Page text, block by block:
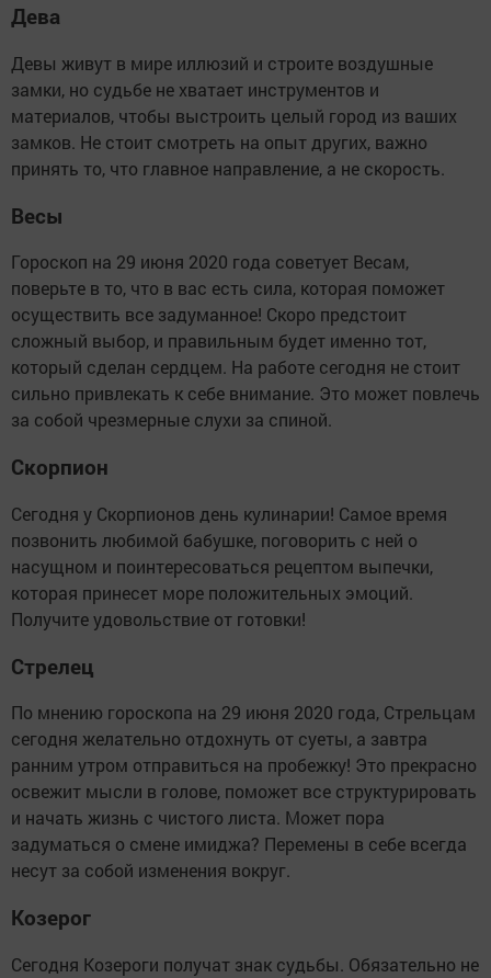
Дева
Девы живут в мире иллюзий и строите воздушные
замки, но судьбе не хватает инструментов и
материалов, чтобы выстроить целый город из ваших
замков. Не стоит смотреть на опыт других, важно
принять то, что главное направление, а не скорость.
Весы
Гороскоп на 29 июня 2020 года советует Весам,
поверьте в то, что в вас есть сила, которая поможет
осуществить все задуманное! Скоро предстоит
сложный выбор, и правильным будет именно тот,
который сделан сердцем. На работе сегодня не стоит
сильно привлекать к себе внимание. Это может повлечь
за собой чрезмерные слухи за спиной.
Скорпион
Сегодня у Скорпионов день кулинарии! Самое время
позвонить любимой бабушке, поговорить с ней о
насущном и поинтересоваться рецептом выпечки,
которая принесет море положительных эмоций.
Получите удовольствие от готовки!
Стрелец
По мнению гороскопа на 29 июня 2020 года, Стрельцам
сегодня желательно отдохнуть от суеты, а завтра
ранним утром отправиться на пробежку! Это прекрасно
освежит мысли в голове, поможет все структурировать
и начать жизнь с чистого листа. Может пора
задуматься о смене имиджа? Перемены в себе всегда
несут за собой изменения вокруг.
Козерог
Сегодня Козероги получат знак судьбы. Обязательно не